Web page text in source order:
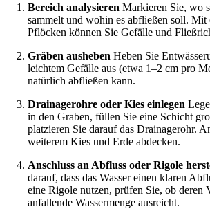
Bereich analysieren Markieren Sie, wo
sammelt und wohin es abfließen soll. Mit
Pflöcken können Sie Gefälle und
Gräben ausheben Heben Sie
leichtem Gefälle aus (etwa 1–2 cm pro
natürlich abfließen kann.
Drainagerohre oder Kies einlegen
in den Graben, füllen Sie eine Schicht
platzieren Sie darauf das Drainagerohr.
weiterem Kies und Erde abdecken.
Anschluss an Abfluss oder Rigole
darauf, dass das Wasser einen klaren
eine Rigole nutzen, prüfen Sie, ob deren
anfallende Wassermenge ausreicht.